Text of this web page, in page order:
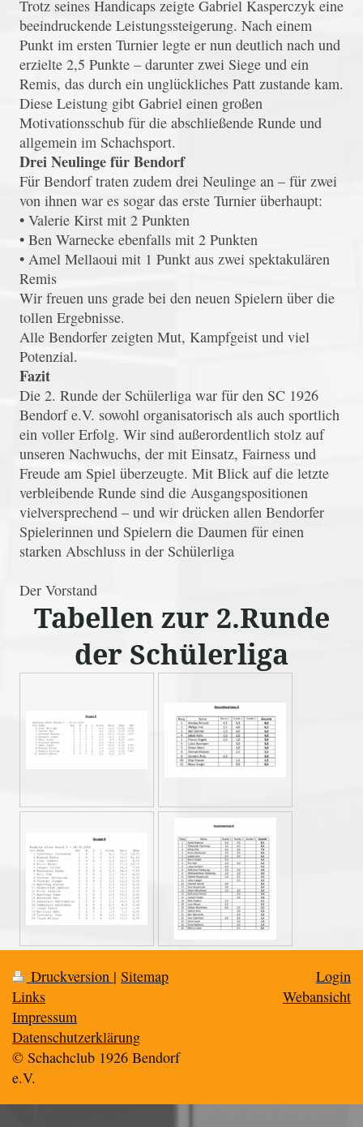
Trotz seines Handicaps zeigte Gabriel Kasperczyk eine
beeindruckende Leistungssteigerung. Nach einem
Punkt im ersten Turnier legte er nun deutlich nach und
erzielte 2,5 Punkte – darunter zwei Siege und ein
Remis, das durch ein unglückliches Patt zustande kam.
Diese Leistung gibt Gabriel einen großen
Motivationsschub für die abschließende Runde und
allgemein im Schachsport.
Drei Neulinge für Bendorf
Für Bendorf traten zudem drei Neulinge an – für zwei
von ihnen war es sogar das erste Turnier überhaupt:
• Valerie Kirst mit 2 Punkten
• Ben Warnecke ebenfalls mit 2 Punkten
• Amel Mellaoui mit 1 Punkt aus zwei spektakulären
Remis
Wir freuen uns grade bei den neuen Spielern über die
tollen Ergebnisse.
Alle Bendorfer zeigten Mut, Kampfgeist und viel
Potenzial.
Fazit
Die 2. Runde der Schülerliga war für den SC 1926
Bendorf e.V. sowohl organisatorisch als auch sportlich
ein voller Erfolg. Wir sind außerordentlich stolz auf
unseren Nachwuchs, der mit Einsatz, Fairness und
Freude am Spiel überzeugte. Mit Blick auf die letzte
verbleibende Runde sind die Ausgangspositionen
vielversprechend – und wir drücken allen Bendorfer
Spielerinnen und Spielern die Daumen für einen
starken Abschluss in der Schülerliga
Der Vorstand
Tabellen zur 2.Runde
der Schülerliga
Druckversion | Sitemap
Links
Impressum
Datenschutzerklärung
© Schachclub 1926 Bendorf
e.V.
Login
Webansicht